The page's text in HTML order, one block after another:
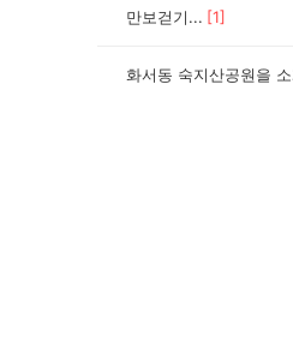
만보걷기... [1]
화서동 숙지산공원을